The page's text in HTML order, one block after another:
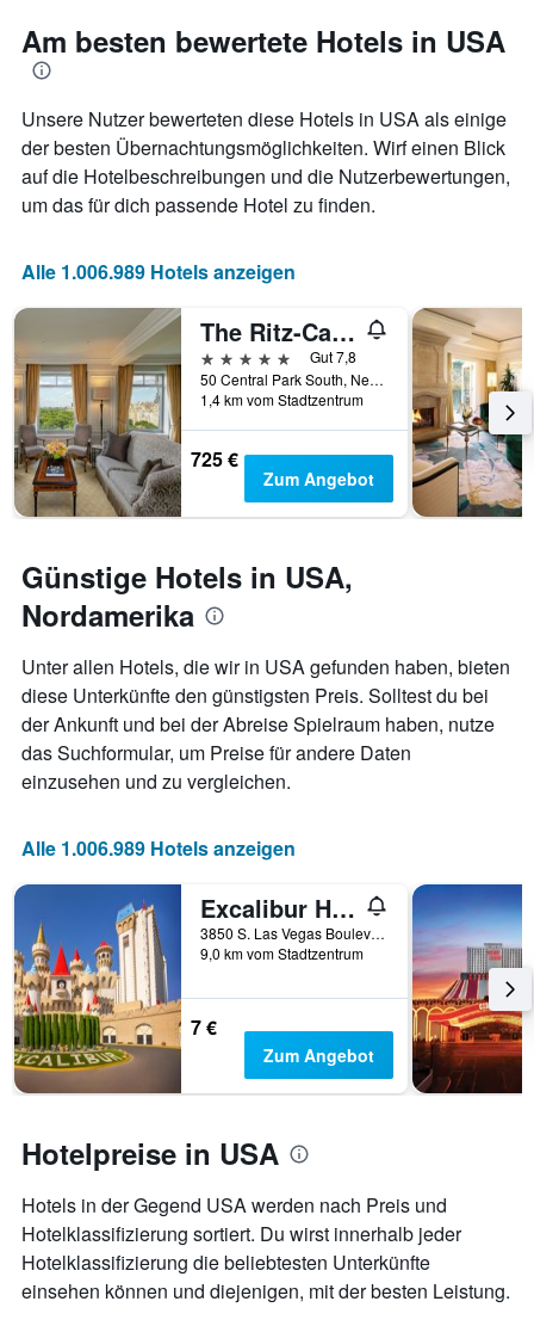
Zimmerpreis
anzeigt.
näher
das
Aufenthaltsdatum
Das
Diagramm
1
X-
die
Tage
vor
dem
Aufenthalt
anzeigt
Das
Diagramm
hat
1
Achse,
die
den
Zimmerpreis
anzeigt
Am besten bewertete Hotels in USA
Unsere Nutzer bewerteten diese Hotels in USA als einige
der besten Übernachtungsmöglichkeiten. Wirf einen Blick
auf die Hotelbeschreibungen und die Nutzerbewertungen,
um das für dich passende Hotel zu finden.
Alle 1.006.989 Hotels anzeigen
The Ritz-Carlton New York Central Park
5 Sterne
Gut 7,8
50 Central Park South, New York, NY, USA
1,4 km vom Stadtzentrum
725 €
Zum Angebot
Günstige Hotels in USA,
Nordamerika
Unter allen Hotels, die wir in USA gefunden haben, bieten
diese Unterkünfte den günstigsten Preis. Solltest du bei
der Ankunft und bei der Abreise Spielraum haben, nutze
das Suchformular, um Preise für andere Daten
einzusehen und zu vergleichen.
Alle 1.006.989 Hotels anzeigen
Excalibur Hotel & Casino
3850 S. Las Vegas Boulevard, Las Vegas, NV, USA
9,0 km vom Stadtzentrum
7 €
Zum Angebot
Hotelpreise in USA
Hotels in der Gegend USA werden nach Preis und
Hotelklassifizierung sortiert. Du wirst innerhalb jeder
Hotelklassifizierung die beliebtesten Unterkünfte
einsehen können und diejenigen, mit der besten Leistung.